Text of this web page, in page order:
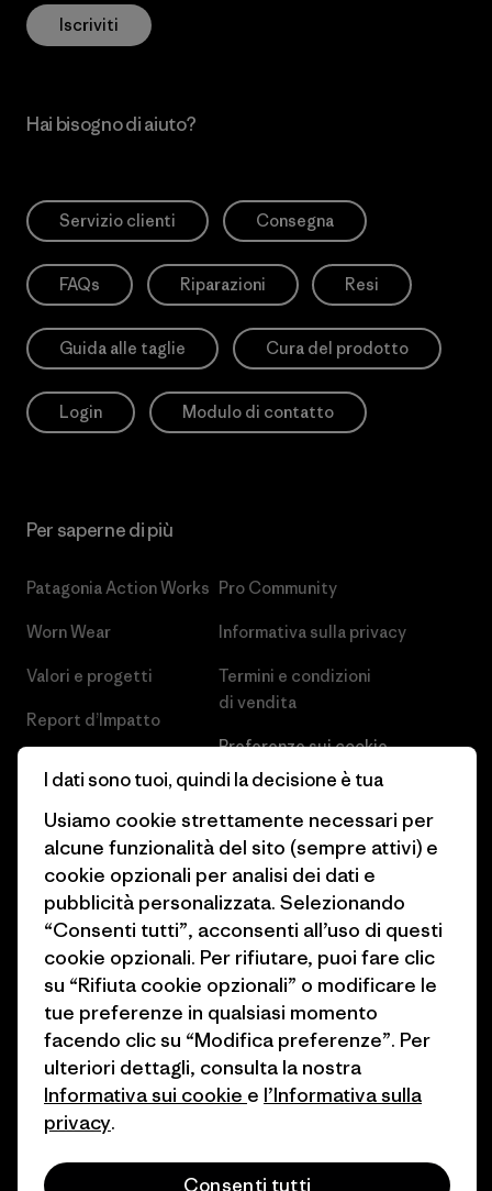
Iscriviti
Hai bisogno di aiuto?
Servizio clienti Consegna
FAQs Riparazioni Resi
Guida alle taglie Cura del prodotto
Login Modulo di contatto
Per saperne di più
Patagonia Action Works
Worn Wear
Valori e progetti
Report d’Impatto
Obiettivi climatici
1% For The Planet
Come finanziamo
Buoni regalo
Trova un negozio
Pro Community
Informativa sulla privacy
Termini e condizioni
di vendita
Preferenze sui cookie
Lavora con noi
Stampa e media
Industry program
Programma di affiliazione
Patagonia Italia Mappa del sito
© 2026 Patagonia, Inc. All Rights Reserved.
I dati sono tuoi, quindi la decisione è tua
Usiamo cookie strettamente necessari per
alcune funzionalità del sito (sempre attivi) e
cookie opzionali per analisi dei dati e
pubblicità personalizzata. Selezionando
“Consenti tutti”, acconsenti all’uso di questi
cookie opzionali. Per rifiutare, puoi fare clic
su “Rifiuta cookie opzionali” o modificare le
tue preferenze in qualsiasi momento
facendo clic su “Modifica preferenze”. Per
ulteriori dettagli, consulta la nostra
Informativa sui cookie e l’Informativa sulla
privacy.
Consenti tutti